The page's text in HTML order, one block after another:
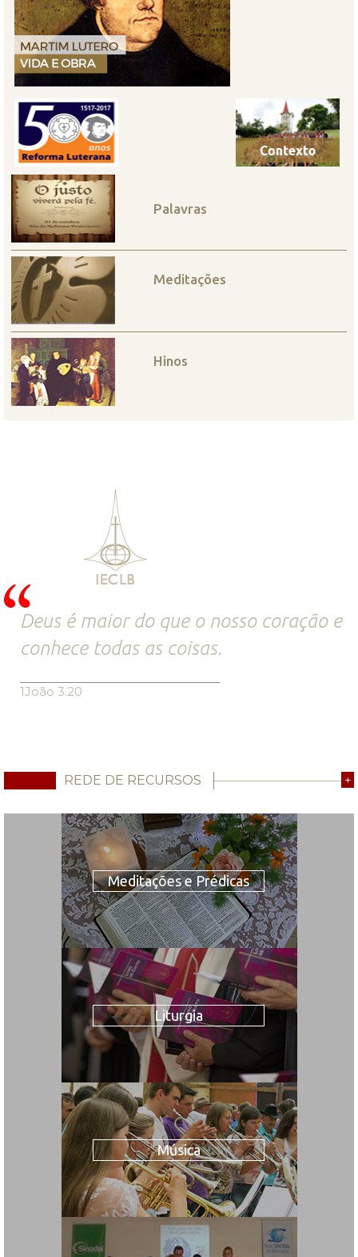
Palavras
Meditações
Hinos
Deus é maior do que o nosso coração e
conhece todas as coisas.
1João 3.20
REDE DE RECURSOS +
Meditações e Prédicas
Liturgia
Música